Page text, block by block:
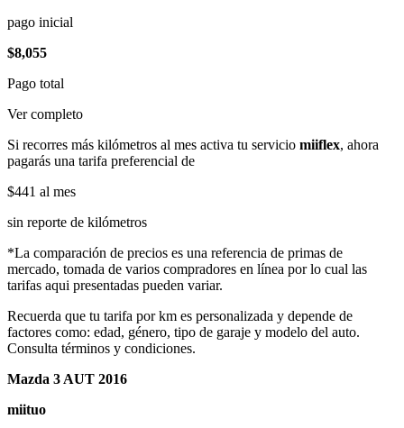
pago inicial
$8,055
Pago total
Ver completo
Si recorres más kilómetros al mes activa tu servicio miiflex, ahora
pagarás una tarifa preferencial de
$441 al mes
sin reporte de kilómetros
*La comparación de precios es una referencia de primas de
mercado, tomada de varios compradores en línea por lo cual las
tarifas aqui presentadas pueden variar.
Recuerda que tu tarifa por km es personalizada y depende de
factores como: edad, género, tipo de garaje y modelo del auto.
Consulta términos y condiciones.
Mazda 3 AUT 2016
miituo